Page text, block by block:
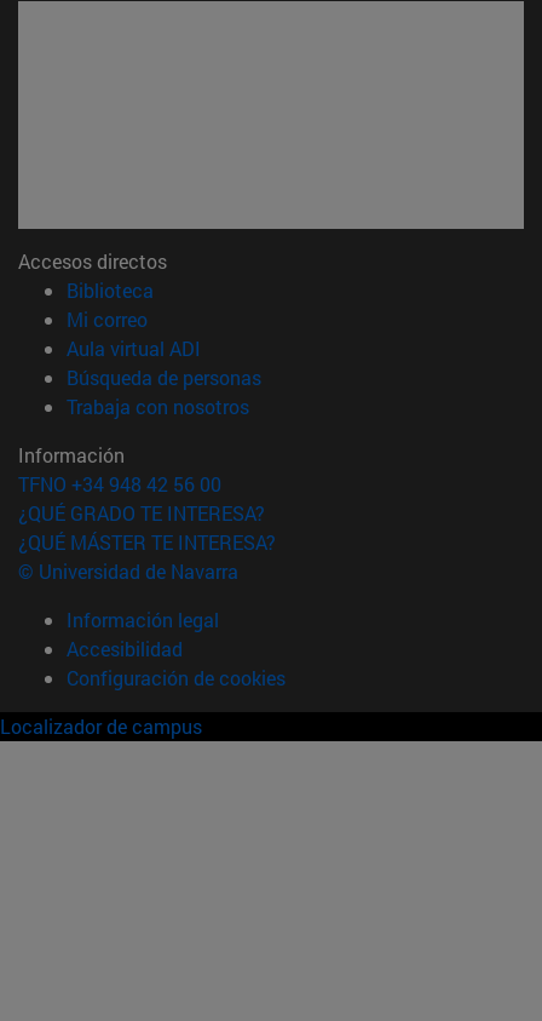
Accesos directos
Biblioteca
Mi correo(abre en nueva ventana)
Aula virtual ADI
Búsqueda de personas(abre en nueva ventana)
Trabaja con nosotros(abre en nueva ventana)
Información
TFNO +34 948 42 56 00
¿QUÉ GRADO TE INTERESA?
¿QUÉ MÁSTER TE INTERESA?
© Universidad de Navarra
Información legal
Accesibilidad
Configuración de cookies
Localizador de campus